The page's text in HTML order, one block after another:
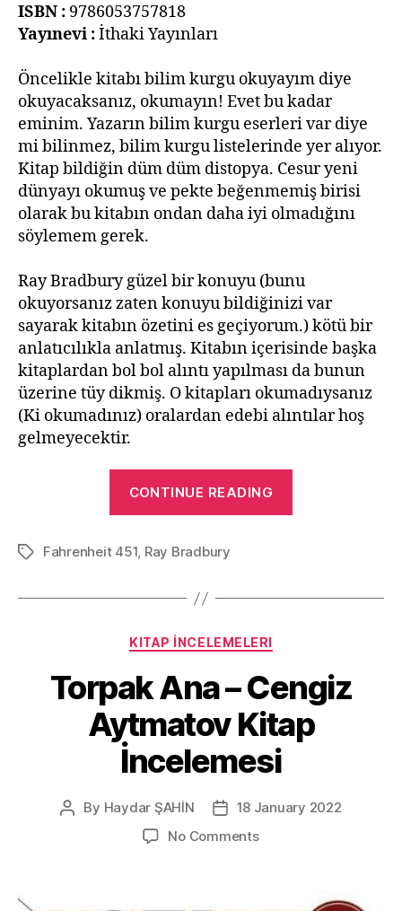
ISBN : 9786053757818
Yayınevi :İthaki Yayınları
Öncelikle kitabı bilim kurgu okuyayım diye
okuyacaksanız, okumayın! Evet bu kadar
eminim. Yazarın bilim kurgu eserleri var diye
mi bilinmez, bilim kurgu listelerinde yer alıyor.
Kitap bildiğin düm düm distopya. Cesur yeni
dünyayı okumuş ve pekte beğenmemiş birisi
olarak bu kitabın ondan daha iyi olmadığını
söylemem gerek.
Ray Bradbury güzel bir konuyu (bunu
okuyorsanız zaten konuyu bildiğinizi var
sayarak kitabın özetini es geçiyorum.) kötü bir
anlatıcılıkla anlatmış. Kitabın içerisinde başka
kitaplardan bol bol alıntı yapılması da bunun
üzerine tüy dikmiş. O kitapları okumadıysanız
(Ki okumadınız) oralardan edebi alıntılar hoş
gelmeyecektir.
CONTINUE READING
Kitap
TagsFahrenheit 451, Ray Bradbury
Categories
KITAP İNCELEMELERI
Torpak Ana – Cengiz
Aytmatov Kitap
İncelemesi
Post
By Haydar ŞAHİN
Post18 January 2022
No Commentson